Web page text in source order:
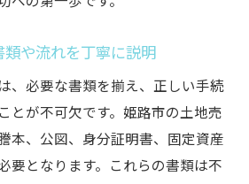
や流れを丁寧に説明
、必要な書類を揃え、正しい手続
とが不可欠です。姫路市の土地売
本、公図、身分証明書、固定資産
要となります。これらの書類は不